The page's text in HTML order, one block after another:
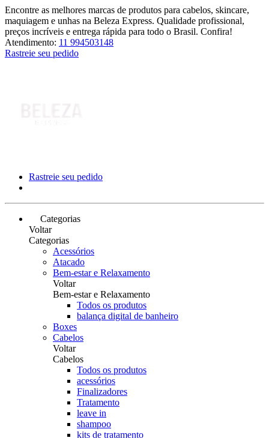
Encontre as melhores marcas de produtos para cabelos, skincare,
maquiagem e unhas na Beleza Express. Qualidade profissional,
preços incríveis e entrega rápida para todo o Brasil. Confira!
Atendimento: 11 994503148
Rastreie seu pedido
Rastreie seu pedido
Categorias
Voltar
Categorias
Acessórios
Atacado
Bem-estar e Relaxamento
Voltar
Bem-estar e Relaxamento
Todos os produtos
balança digital de banheiro
Boxes
Cabelos
Voltar
Cabelos
Todos os produtos
acessórios
Finalizadores
Tratamento
leave in
shampoo
kits de tratamento